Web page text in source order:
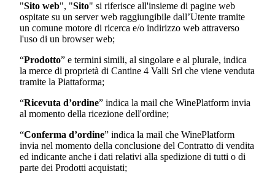
"Sito web", "Sito" si riferisce all'insieme di pagine web
ospitate su un server web raggiungibile dall’Utente tramite
un comune motore di ricerca e/o indirizzo web attraverso
l'uso di un browser web;
“Prodotto” e termini simili, al singolare e al plurale, indica
la merce di proprietà di Cantine 4 Valli Srl che viene venduta
tramite la Piattaforma;
“Ricevuta d’ordine” indica la mail che WinePlatform invia
al momento della ricezione dell'ordine;
“Conferma d’ordine” indica la mail che WinePlatform
invia nel momento della conclusione del Contratto di vendita
ed indicante anche i dati relativi alla spedizione di tutti o di
parte dei Prodotti acquistati;